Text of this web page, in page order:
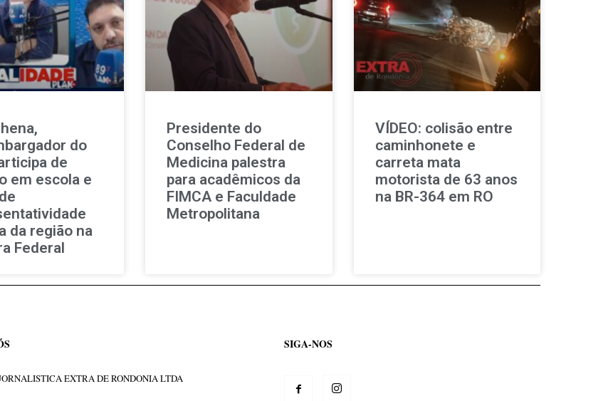
do
de
em escola e
da região na
Federal
Presidente do
Conselho Federal de
Medicina palestra
para acadêmicos da
FIMCA e Faculdade
Metropolitana
VÍDEO: colisão entre
caminhonete e
carreta mata
motorista de 63 anos
na BR-364 em RO
EXTRA DE RONDONIA LTDA
SIGA-NOS